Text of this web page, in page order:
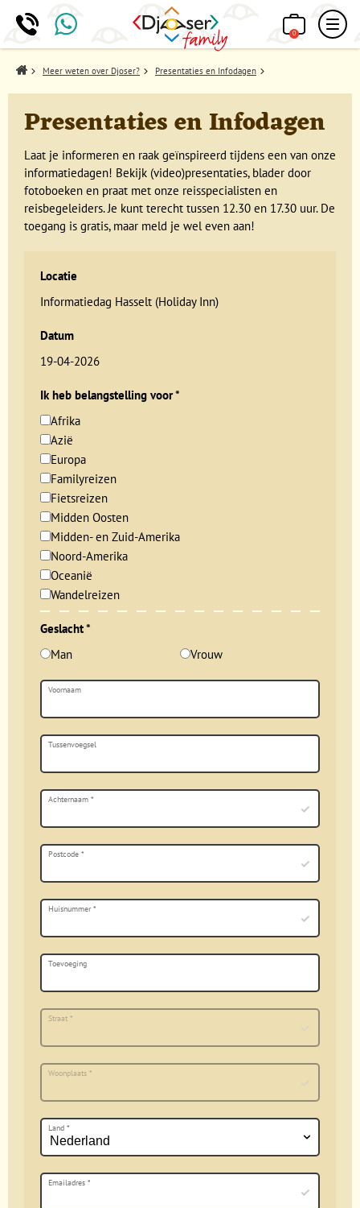
0
Home Meer weten over Djoser? Presentaties en Infodagen
Presentaties en Infodagen
Laat je informeren en raak geïnspireerd tijdens een van onze
informatiedagen! Bekijk (video)presentaties, blader door
fotoboeken en praat met onze reisspecialisten en
reisbegeleiders. Je kunt terecht tussen 12.30 en 17.30 uur. De
toegang is gratis, maar meld je wel even aan!
Locatie
Informatiedag Hasselt (Holiday Inn)
Datum
19-04-2026
Ik heb belangstelling voor*
Afrika
Azië
Europa
Familyreizen
Fietsreizen
Midden Oosten
Midden- en Zuid-Amerika
Noord-Amerika
Oceanië
Wandelreizen
Geslacht*
Man
Vrouw
Voornaam
Tussenvoegsel
Achternaam *
Postcode *
Huisnummer*
Toevoeging
Straat *
Woonplaats *
Land *
Emailadres *